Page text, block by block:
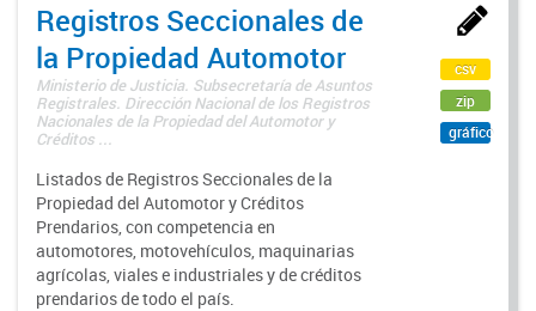
Registros Seccionales de
la Propiedad Automotor
Ministerio de Justicia. Subsecretaría de Asuntos
Registrales. Dirección Nacional de los Registros
Nacionales de la Propiedad del Automotor y
Créditos ...
Listados de Registros Seccionales de la
Propiedad del Automotor y Créditos
Prendarios, con competencia en
automotores, motovehículos, maquinarias
agrícolas, viales e industriales y de créditos
prendarios de todo el país.
csv
zip
gráfico